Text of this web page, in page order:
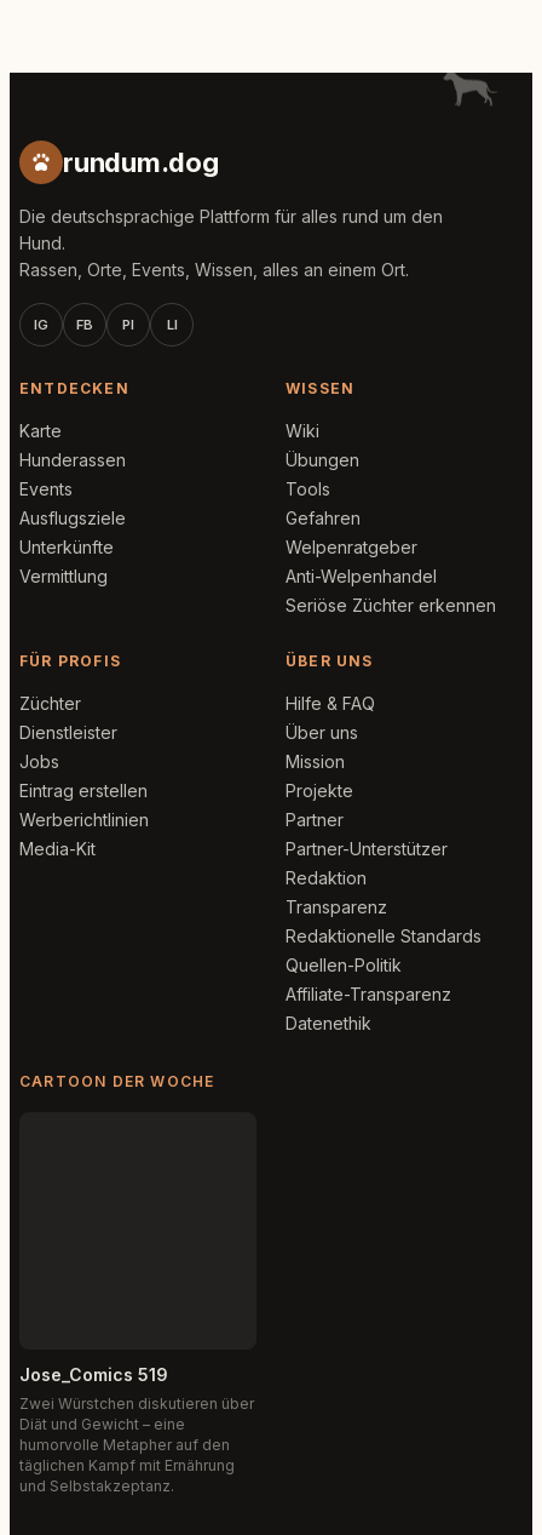
rundum.dog
Die deutschsprachige Plattform für alles rund um den
Hund.
Rassen, Orte, Events, Wissen, alles an einem Ort.
IG FB PI LI
ENTDECKEN
Karte
Hunderassen
Events
Ausflugsziele
Unterkünfte
Vermittlung
WISSEN
Wiki
Übungen
Tools
Gefahren
Welpenratgeber
Anti-Welpenhandel
Seriöse Züchter erkennen
FÜR PROFIS
Züchter
Dienstleister
Jobs
Eintrag erstellen
Werberichtlinien
Media-Kit
ÜBER UNS
Hilfe & FAQ
Über uns
Mission
Projekte
Partner
Partner-Unterstützer
Redaktion
Transparenz
Redaktionelle Standards
Quellen-Politik
Affiliate-Transparenz
Datenethik
CARTOON DER WOCHE
Jose_Comics 519
Zwei Würstchen diskutieren über
Diät und Gewicht – eine
humorvolle Metapher auf den
täglichen Kampf mit Ernährung
und Selbstakzeptanz.